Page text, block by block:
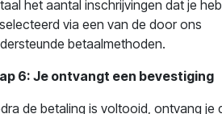
het aantal inschrijvingen dat je
via een van de door ons
betaalmethoden.
6: Je ontvangt een bevestiging
de betaling is voltooid, ontvang je